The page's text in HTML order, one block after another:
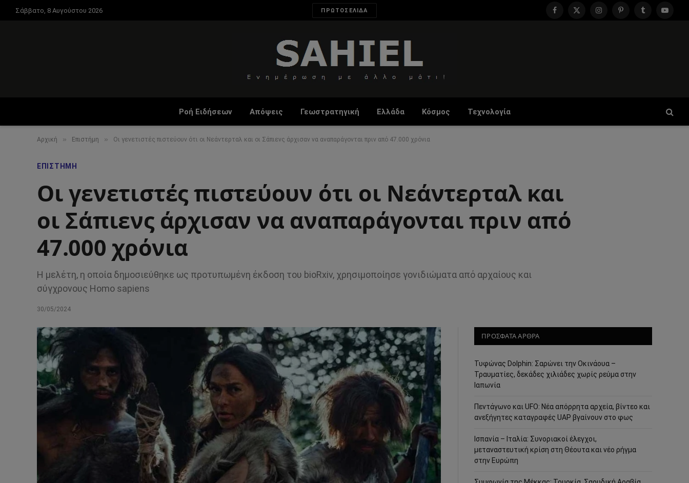
Σάββατο, 8 Αυγούστου 2026 ΠΡΩΤΟΣΕΛΙΔΑ
Facebook
X
InstagramPinterestTumblr
Ροή Ειδήσεων Απόψεις Γεωστρατηγική Ελλάδα Κόσμος Τεχνολογία
Αρχική » Επιστήμη » Οι γενετιστές πιστεύουν ότι οι Νεάντερταλ και οι Σάπιενς άρχισαν να αναπαράγονται πριν από 47.000 χρόνια
ΕΠΙΣΤΉΜΗ
Οι γενετιστές πιστεύουν ότι οι Νεάντερταλ και
οι Σάπιενς άρχισαν να αναπαράγονται πριν από
47.000 χρόνια
Η μελέτη, η οποία δημοσιεύθηκε ως προτυπωμένη έκδοση του bioRxiv, χρησιμοποίησε γονιδιώματα από αρχαίους και
σύγχρονους Homo sapiens
30/05/2024
ΠΡΟΣΦΑΤΑ ΑΡΘΡΑ
Τυφώνας Dolphin: Σαρώνει την Οκινάουα –
Τραυματίες, δεκάδες χιλιάδες χωρίς ρεύμα στην
Ιαπωνία
Πεντάγωνο και UFO: Νέα απόρρητα αρχεία, βίντεο και
ανεξήγητες καταγραφές UAP βγαίνουν στο φως
Ισπανία – Ιταλία: Συνοριακοί έλεγχοι,
μεταναστευτική κρίση στη Θέουτα και νέο ρήγμα
στην Ευρώπη